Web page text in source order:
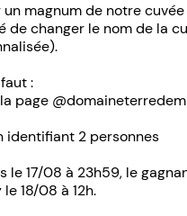
magnum de notre cuvée
de changer le nom de la
:
page
2 personnes
le 17/08 à 23h59, le
18/08 à 12h.